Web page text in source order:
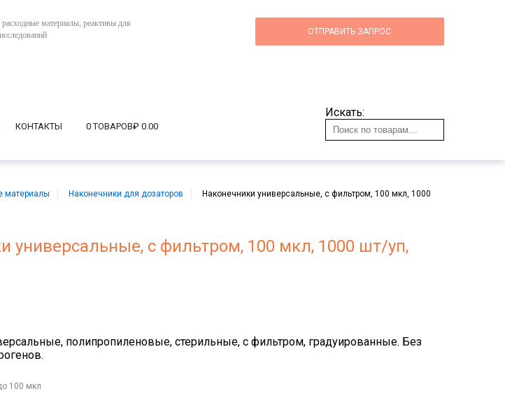
материалы, реактивы для
ОТПРАВИТЬ ЗАПРОС
КОНТАКТЫ 0 ТОВАРОВ₽ 0.00
Искать:
материалы Наконечники для дозаторов
Наконечники универсальные, с фильтром, 100 мкл, 1000
универсальные, с фильтром, 100 мкл, 1000 шт/уп,
полипропиленовые, стерильные, с фильтром, градуированные. Без
100 мкл